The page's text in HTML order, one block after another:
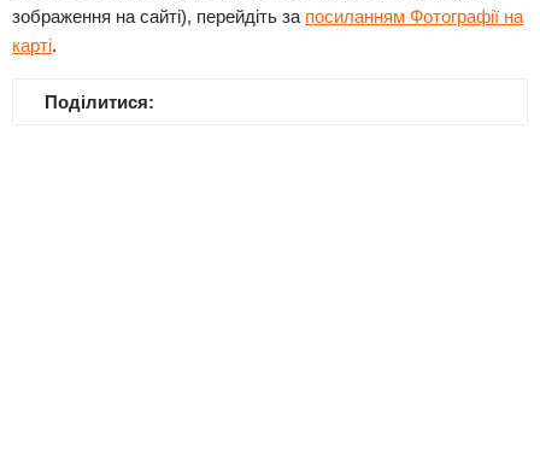
зображення на сайті), перейдіть за посиланням Фотографії на
карті.
Поділитися: